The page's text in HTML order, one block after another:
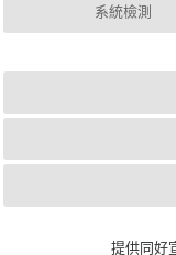
系統檢測
提供同好